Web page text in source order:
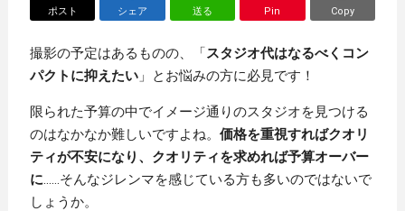
ポスト シェア 送る Pin Copy
撮影の予定はあるものの、「スタジオ代はなるべくコン
パクトに抑えたい」とお悩みの方に必見です！
限られた予算の中でイメージ通りのスタジオを見つける
のはなかなか難しいですよね。 価格を重視すればクオリ
ティが不安になり、クオリティを求めれば予算オーバー
に……そんなジレンマを感じている方も多いのではないで
しょうか。